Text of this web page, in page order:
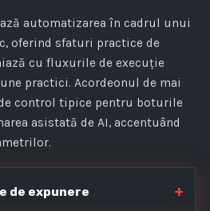
automatizarea în cadrul unui
oferind sfaturi practice de
cu fluxurile de execuție
practici. Acordeonul de mai
control tipice pentru boturile
asistată de AI, accentuând
de expunere +